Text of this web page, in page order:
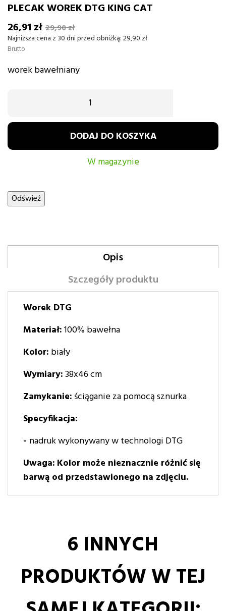
PLECAK WOREK DTG KING CAT
26,91 zł 29,90 zł
Najniższa cena z 30 dni przed obniżką:29,90 zł
Brutto
worek bawełniany
DODAJ DO KOSZYKA
W magazynie
Opis
Szczegóły produktu
Worek DTG
Materiał:100% bawełna
Kolor: biały
Wymiary:38x46 cm
Zamykanie: ściąganie za pomocą sznurka
Specyfikacja:
- nadruk wykonywany w technologi DTG
Uwaga: Kolor może nieznacznie różnić się
barwą od przedstawionego na zdjęciu.
6 INNYCH
PRODUKTÓW W TEJ